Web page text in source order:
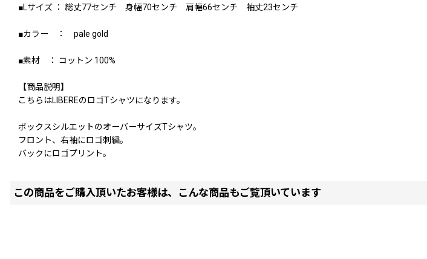
■Lサイズ ： 総丈77センチ 身幅70センチ 肩幅66センチ 袖丈23センチ
■カラー ： pale gold
■素材 ： コットン 100%
【商品説明】
こちらはLIBEREのロゴTシャツになります。
ボックスシルエットのオーバーサイズTシャツ。
フロント、右袖にロゴ刺繍。
バックにロゴプリント。
この商品をご購入頂いたお客様は、こんな商品もご覧頂いています